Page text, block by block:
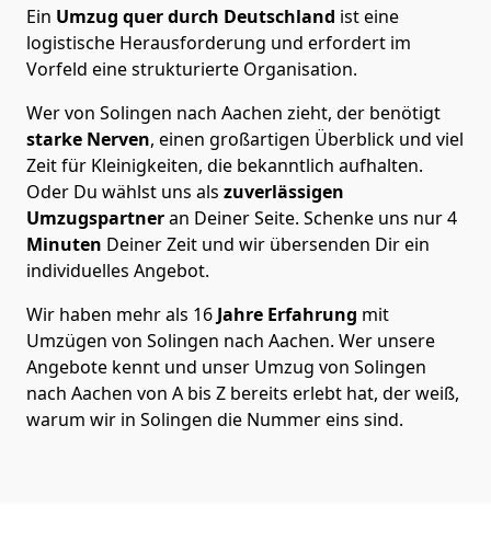
Ein Umzug quer durch Deutschland ist eine
logistische Herausforderung und erfordert im
Vorfeld eine strukturierte Organisation.
Wer von Solingen nach Aachen zieht, der benötigt
starke Nerven, einen großartigen Überblick und viel
Zeit für Kleinigkeiten, die bekanntlich aufhalten.
Oder Du wählst uns als zuverlässigen
Umzugspartneran Deiner Seite. Schenke uns nur4
Minuten Deiner Zeit und wir übersenden Dir ein
individuelles Angebot.
Wir haben mehr als 16 Jahre Erfahrung mit
Umzügen von Solingen nach Aachen. Wer unsere
Angebote kennt und unser Umzug von Solingen
nach Aachen von A bis Z bereits erlebt hat, der weiß,
warum wir in Solingen die Nummer eins sind.